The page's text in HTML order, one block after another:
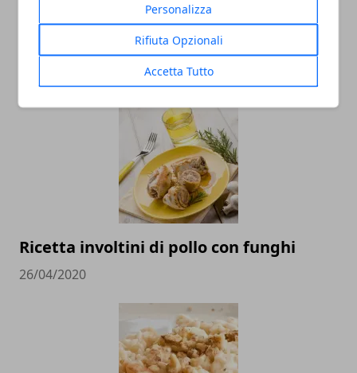
Personalizza
Rifiuta Opzionali
Accetta Tutto
Polpette di pollo e tacchino: ricetta
Ricetta involtini di pollo con funghi
26/04/2020